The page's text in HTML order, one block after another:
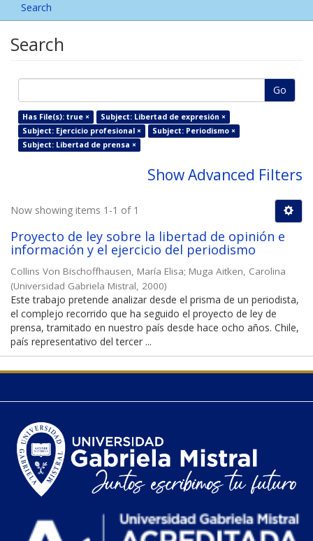
Search
Search
Go
Has File(s): true ×
Subject: Libertad de expresión ×
Subject: Ejercicio profesional ×
Subject: Periodismo ×
Subject: Libertad de prensa ×
Show Advanced Filters
Now showing items 1-1 of 1
Proyecto de ley sobre la libertad de opinión e
información y el ejercicio del periodismo
Collins Von Bischoffhausen, María Elisa; Muga Aitken, Carolina
(Universidad Gabriela Mistral, 2000)
Este trabajo pretende analizar desde el prisma de un periodista,
el complejo recorrido que ha seguido el proyecto de ley de
prensa, tramitado en nuestro país desde hace ocho años. Chile,
país representativo del tercer ...